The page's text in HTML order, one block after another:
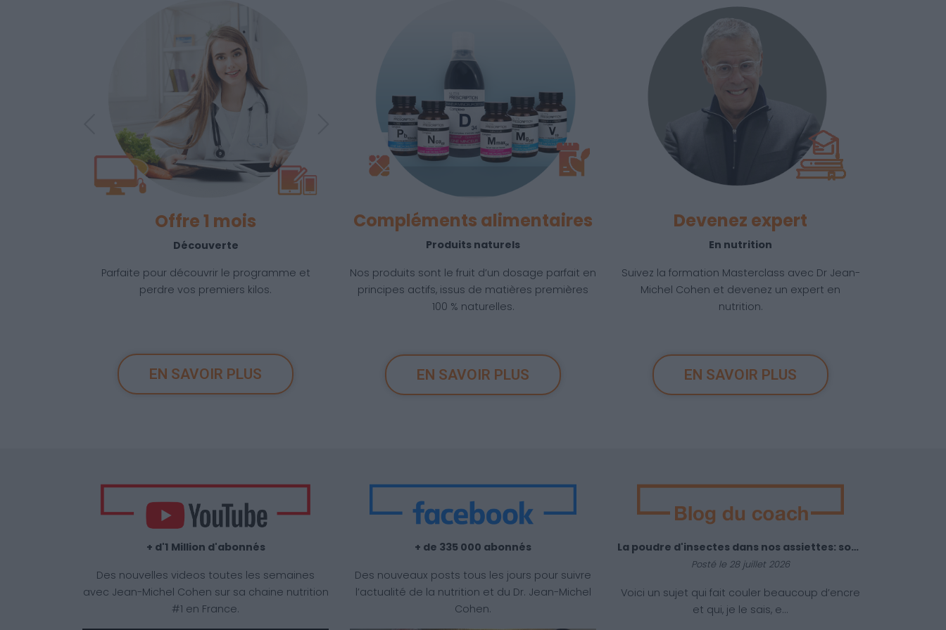
Offre 3 mois
Classique
Idéale pour perdre entre 10 et 12 kilos et
stabiliser sa perte de poids.
EN SAVOIR PLUS
Compléments alimentaires
Produits naturels
Nos produits sont le fruit d’un dosage parfait en
principes actifs, issus de matières premières
100 % naturelles.
EN SAVOIR PLUS
Devenez expert
En nutrition
Suivez la formation Masterclass avec Dr Jean-
Michel Cohen et devenez un expert en
nutrition.
EN SAVOIR PLUS
+ d'1 Million d'abonnés
Des nouvelles videos toutes les semaines
avec Jean-Michel Cohen sur sa chaine nutrition
#1 en France.
+ de 335 000 abonnés
Des nouveaux posts tous les jours pour suivre
l’actualité de la nutrition et du Dr. Jean-Michel
Cohen.
La poudre d'insectes dans nos assiettes: sommes-nous prêts ?
Posté le 28 juillet 2026
Voici un sujet qui fait couler beaucoup d’encre
et qui, je le sais, e...